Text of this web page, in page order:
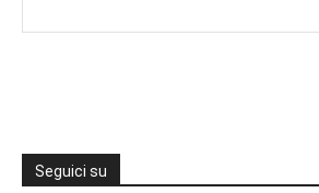
Seguici su